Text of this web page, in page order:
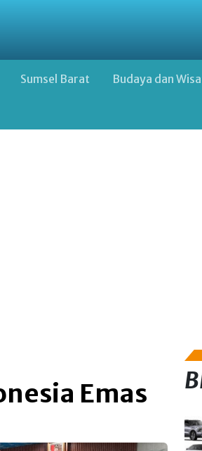
Sumsel Barat Budaya dan
Emas